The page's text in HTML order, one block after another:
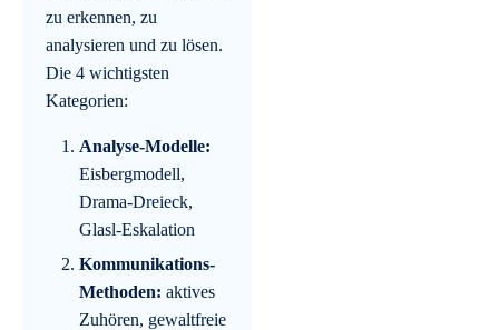
zu erkennen, zu
analysieren und zu lösen.
Die 4 wichtigsten
Kategorien:
Analyse-Modelle:
Eisbergmodell,
Drama-Dreieck,
Glasl-Eskalation
Kommunikations-
Methoden: aktives
Zuhören, gewaltfreie